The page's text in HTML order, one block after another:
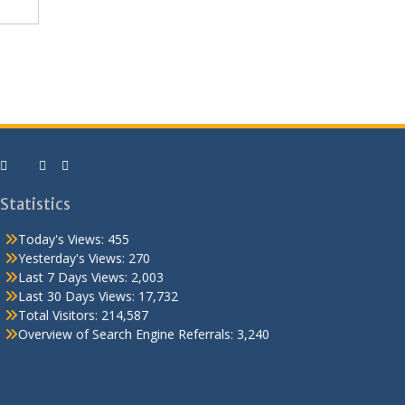
Statistics
Today's Views: 455
Yesterday's Views: 270
Last 7 Days Views: 2,003
Last 30 Days Views: 17,732
Total Visitors: 214,587
Overview of Search Engine Referrals: 3,240